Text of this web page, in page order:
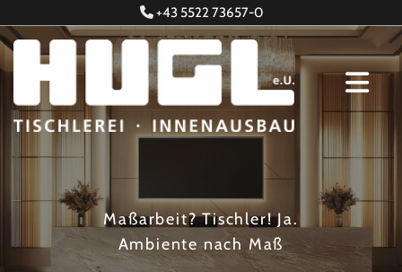
 +43 5522 73657-0
Maßarbeit? Tischler! Ja.
Ambiente nach Maß